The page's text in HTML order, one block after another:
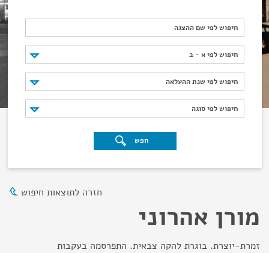
חיפוש לפי שם ההצגה
חיפוש לפי א - ב
חיפוש לפי א - ב
חיפוש לפי שנת ההעלאה
חיפוש לפי שנת ההעלאה
חיפוש לפי סוגה
חיפוש לפי סוגה
חפש
חזרה לתוצאות חיפוש
מורן אהרוני
זמרת-יוצרת. בוגרת להקה צבאית. התפרסמה בעקבות